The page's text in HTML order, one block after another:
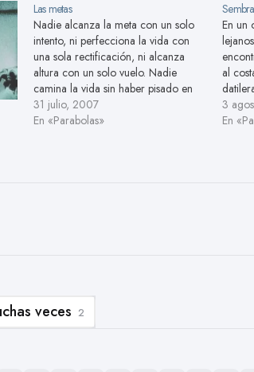
Las metas
Nadie alcanza la meta con un solo
intento, ni perfecciona la vida con
una sola rectificación, ni alcanza
altura con un solo vuelo. Nadie
camina la vida sin haber pisado en
falso muchas veces. Nadie recoge
cosecha sin probar muchos sabores,
31 julio, 2007
En «Parabolas»
En un
al
el
3
En
veces 2